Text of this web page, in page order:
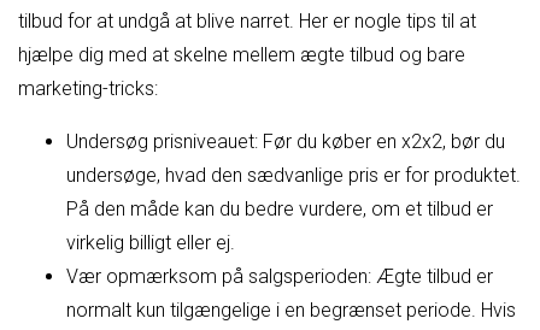
tilbud for at undgå at blive narret. Her er nogle tips til at
hjælpe dig med at skelne mellem ægte tilbud og bare
marketing-tricks:
Undersøg prisniveauet: Før du køber en x2x2, bør du
undersøge, hvad den sædvanlige pris er for produktet.
På den måde kan du bedre vurdere, om et tilbud er
virkelig billigt eller ej.
Vær opmærksom på salgsperioden: Ægte tilbud er
normalt kun tilgængelige i en begrænset periode. Hvis